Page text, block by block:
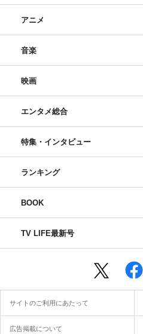
アニメ
音楽
映画
エンタメ総合
特集・インタビュー
ランキング
BOOK
TV LIFE最新号
サイトのご利用にあたって
広告掲載について